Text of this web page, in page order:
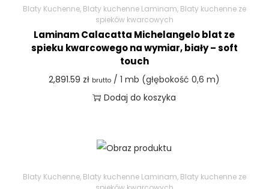
Blaty Kuchenne, Blaty kuchenne Laminam, Blaty kuchenne ze
spieków kwarcowych
Laminam Calacatta Michelangelo blat ze
spieku kwarcowego na wymiar, biały – soft
touch
2,891.59 zł brutto / 1 mb (głębokość 0,6 m)
Dodaj do koszyka
Blaty Kuchenne, Blaty kuchenne Laminam, Blaty kuchenne ze